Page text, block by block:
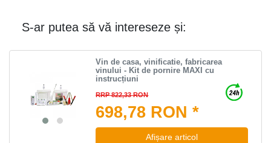
S-ar putea să vă intereseze și:
Vin de casa, vinificatie, fabricarea
vinului - Kit de pornire MAXI cu
instrucțiuni
RRP 822,33 RON
698,78 RON *
Afișare articol